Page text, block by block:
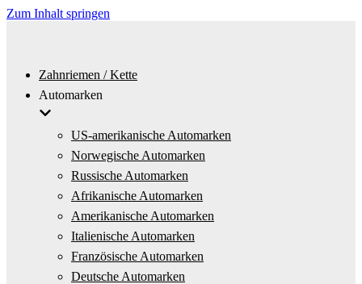
Zum Inhalt springen
Zahnriemen / Kette
Automarken
US-amerikanische Automarken
Norwegische Automarken
Russische Automarken
Afrikanische Automarken
Amerikanische Automarken
Italienische Automarken
Französische Automarken
Deutsche Automarken